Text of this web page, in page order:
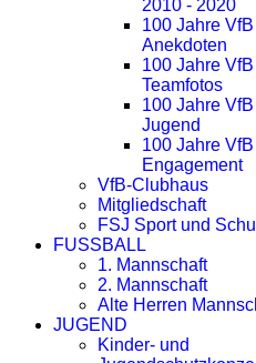
2010 - 2020
100 Jahre
Anekdoten
100 Jahre
Teamfotos
100 Jahre
Jugend
100 Jahre
Engagement
VfB-Clubhaus
Mitgliedschaft
FSJ Sport und
FUSSBALL
1. Mannschaft
2. Mannschaft
Alte Herren
JUGEND
Kinder- und